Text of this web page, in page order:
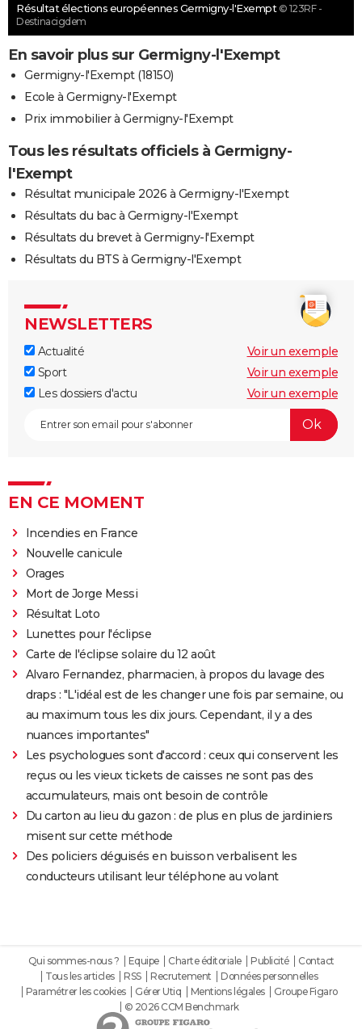
Résultat élections européennes Germigny-l'Exempt © 123RF -
Destinacigdem
En savoir plus sur Germigny-l'Exempt
Germigny-l'Exempt (18150)
Ecole à Germigny-l'Exempt
Prix immobilier à Germigny-l'Exempt
Tous les résultats officiels à Germigny-
l'Exempt
Résultat municipale 2026 à Germigny-l'Exempt
Résultats du bac à Germigny-l'Exempt
Résultats du brevet à Germigny-l'Exempt
Résultats du BTS à Germigny-l'Exempt
NEWSLETTERS
Actualité
Voir un exemple
Sport
Voir un exemple
Les dossiers d'actu
Voir un exemple
EN CE MOMENT
Incendies en France
Nouvelle canicule
Orages
Mort de Jorge Messi
Résultat Loto
Lunettes pour l'éclipse
Carte de l'éclipse solaire du 12 août
Alvaro Fernandez, pharmacien, à propos du lavage des
draps : "L'idéal est de les changer une fois par semaine, ou
au maximum tous les dix jours. Cependant, il y a des
nuances importantes"
Les psychologues sont d'accord : ceux qui conservent les
reçus ou les vieux tickets de caisses ne sont pas des
accumulateurs, mais ont besoin de contrôle
Du carton au lieu du gazon : de plus en plus de jardiniers
misent sur cette méthode
Des policiers déguisés en buisson verbalisent les
conducteurs utilisant leur téléphone au volant
Qui sommes-nous ? Equipe Charte éditoriale Publicité
Contact
Tous les articles
RSS Recrutement
Données personnelles
Paramétrer les cookies
Gérer Utiq Mentions légales
Groupe Figaro
© 2026 CCM Benchmark